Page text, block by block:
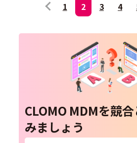
1 2 3 4
CLOMO MDMを競
みましょう